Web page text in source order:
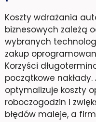
Koszty wdrażania
biznesowych zależą
wybranych
zakup
Korzyści
początkowe
optymalizuje koszty
roboczogodzin i
błędów maleje, a